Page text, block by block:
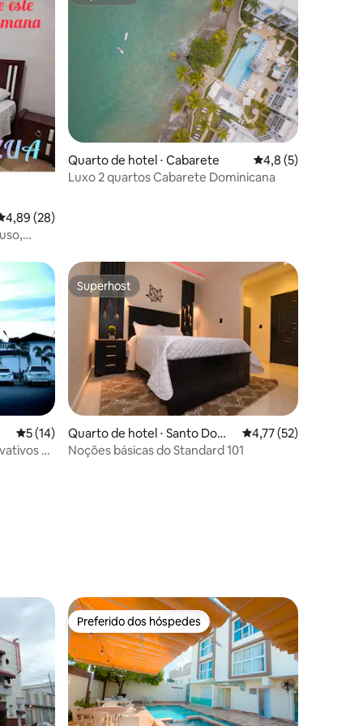
de uma avaliação média de 5, 28 avaliações
4,89 (28)
Quarto de hotel ⋅ Cabarete 4,8 de uma
4,8 (5)
Luxo 2 quartos Cabarete Dominicana
5 de uma avaliação média de 5, 14 avaliações
5 (14)
e
Superhost
Superhost
Quarto de hotel ⋅ Santo Domi
ngo Este
4,77 de uma
4,77 (52)
Noções básicas do Standard 101
Preferido dos hóspedes
Preferido dos hóspedes